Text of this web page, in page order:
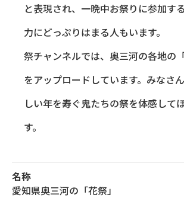
と表現され、一晩中お祭りに参加す
力にどっぷりはまる人もいます。
祭チャンネルでは、奥三河の各地の
をアップロードしています。みなさ
しい年を寿ぐ鬼たちの祭を体感して
す。
名称
愛知県奥三河の「花祭」